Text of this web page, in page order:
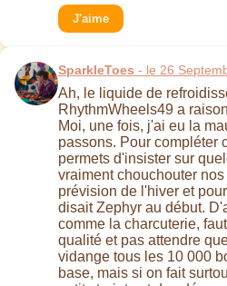
J'aime
SparkleToes - le 26
Ah, le liquide de
RhythmWheels49 a
Moi, une fois, j'ai eu la
passons. Pour compléter
permets d'insister sur
vraiment chouchouter
prévision de l'hiver et
disait Zephyr au début.
comme la charcuterie,
qualité et pas attendre
vidange tous les 10 000
base, mais si on fait